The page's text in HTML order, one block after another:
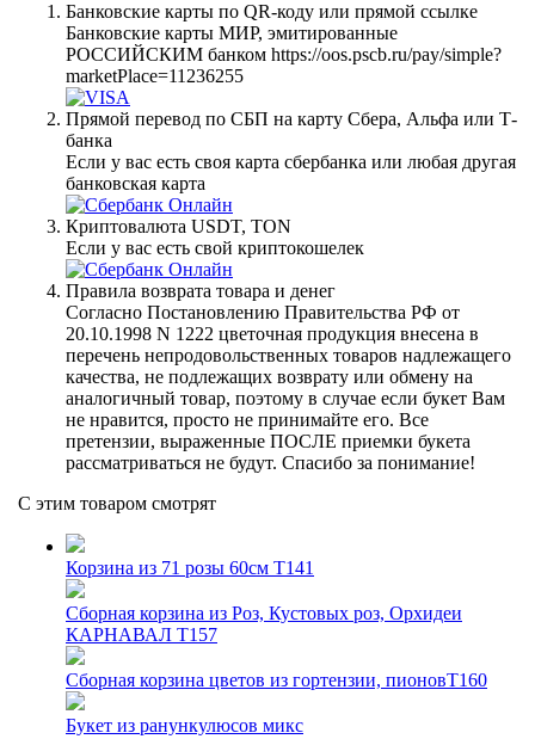
Банковские карты по QR-коду или прямой ссылке
Банковские карты МИР, эмитированные
РОССИЙСКИМ банком https://oos.pscb.ru/pay/simple?
marketPlace=11236255
Прямой перевод по СБП на карту Сбера, Альфа или Т-
банка
Если у вас есть своя карта сбербанка или любая другая
банковская карта
Криптовалюта USDT, TON
Если у вас есть свой криптокошелек
Правила возврата товара и денег
Согласно Постановлению Правительства РФ от
20.10.1998 N 1222 цветочная продукция внесена в
перечень непродовольственных товаров надлежащего
качества, не подлежащих возврату или обмену на
аналогичный товар, поэтому в случае если букет Вам
не нравится, просто не принимайте его. Все
претензии, выраженные ПОСЛЕ приемки букета
рассматриваться не будут. Спасибо за понимание!
С этим товаром смотрят
Корзина из 71 розы 60см T141
Сборная корзина из Роз, Кустовых роз, Орхидеи
КАРНАВАЛ Т157
Сборная корзина цветов из гортензии, пионовТ160
Букет из ранункулюсов микс